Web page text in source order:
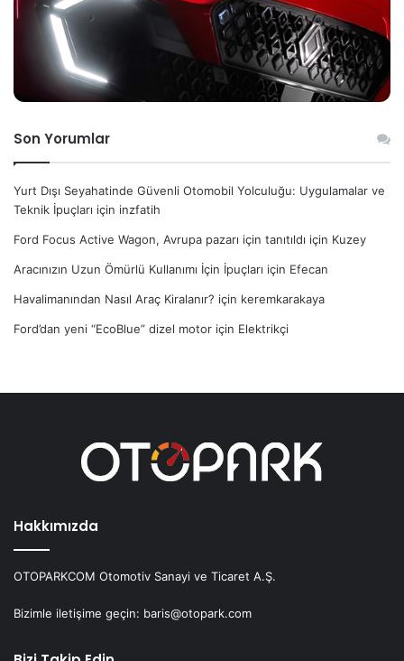
Son Yorumlar
Yurt Dışı Seyahatinde Güvenli Otomobil Yolculuğu: Uygulamalar ve
Teknik İpuçları için inzfatih
Ford Focus Active Wagon, Avrupa pazarı için tanıtıldı için Kuzey
Aracınızın Uzun Ömürlü Kullanımı İçin İpuçları için Efecan
Havalimanından Nasıl Araç Kiralanır? için keremkarakaya
Ford’dan yeni “EcoBlue” dizel motor için Elektrikçi
Hakkımızda
OTOPARKCOM Otomotiv Sanayi ve Ticaret A.Ş.
Bizimle iletişime geçin: baris@otopark.com